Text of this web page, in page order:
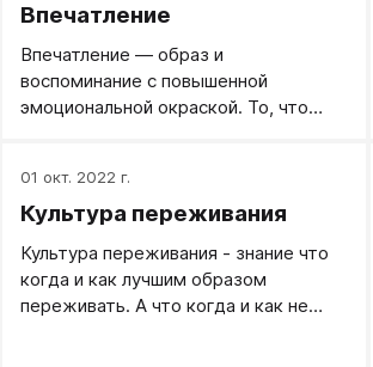
Впечатление
Впечатление — образ и
воспоминание с повышенной
эмоциональной окраской. То, что
происходящее вновь и вновь.
01 окт. 2022 г.
Культура переживания
Культура переживания - знание что
когда и как лучшим образом
переживать. А что когда и как не